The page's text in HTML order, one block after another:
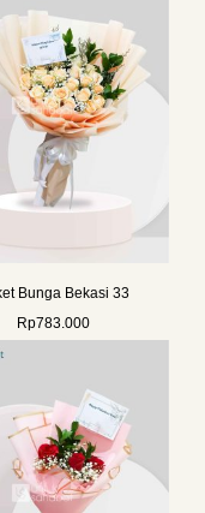
Bunga Bekasi 33
Rp783.000